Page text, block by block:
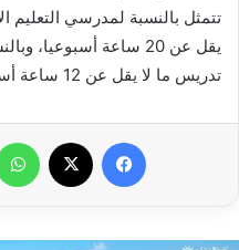
تتمثل بالنسبة لمدرسي التعليم
يقل عن 20 ساعة
تدريس ما لا يقل عن 12 ساعة أسبوعيا.
فيسبوك